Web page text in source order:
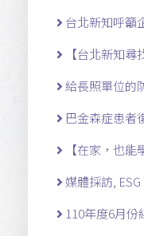
台北新知呼籲
【台北新知尋
給長照單位的
巴金森症患者
【在家，也能
媒體採訪, ESG
110年度6月份